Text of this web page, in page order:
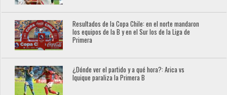
Resultados de la Copa Chile: en el norte mandaron
los equipos de la B y en el Sur los de la Liga de
Primera
¿Dónde ver el partido y a qué hora?: Arica vs
Iquique paraliza la Primera B